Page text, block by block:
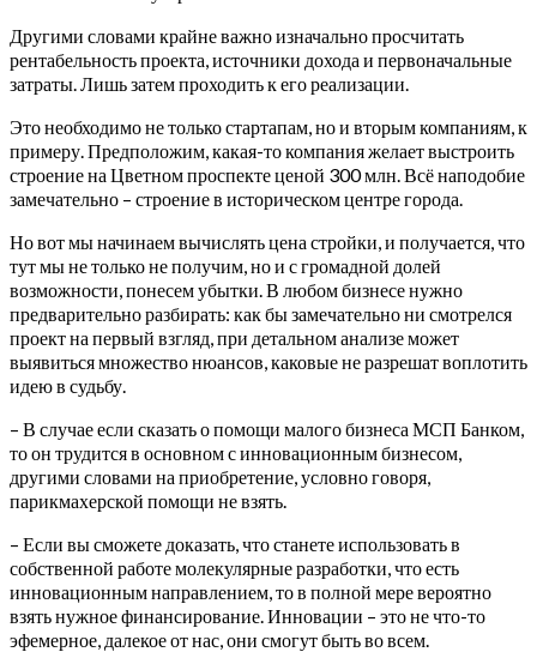
Другими словами крайне важно изначально просчитать
рентабельность проекта, источники дохода и первоначальные
затраты. Лишь затем проходить к его реализации.
Это необходимо не только стартапам, но и вторым компаниям, к
примеру. Предположим, какая-то компания желает выстроить
строение на Цветном проспекте ценой 300 млн. Всё наподобие
замечательно – строение в историческом центре города.
Но вот мы начинаем вычислять цена стройки, и получается, что
тут мы не только не получим, но и с громадной долей
возможности, понесем убытки. В любом бизнесе нужно
предварительно разбирать: как бы замечательно ни смотрелся
проект на первый взгляд, при детальном анализе может
выявиться множество нюансов, каковые не разрешат воплотить
идею в судьбу.
– В случае если сказать о помощи малого бизнеса МСП Банком,
то он трудится в основном с инновационным бизнесом,
другими словами на приобретение, условно говоря,
парикмахерской помощи не взять.
– Если вы сможете доказать, что станете использовать в
собственной работе молекулярные разработки, что есть
инновационным направлением, то в полной мере вероятно
взять нужное финансирование. Инновации – это не что-то
эфемерное, далекое от нас, они смогут быть во всем.